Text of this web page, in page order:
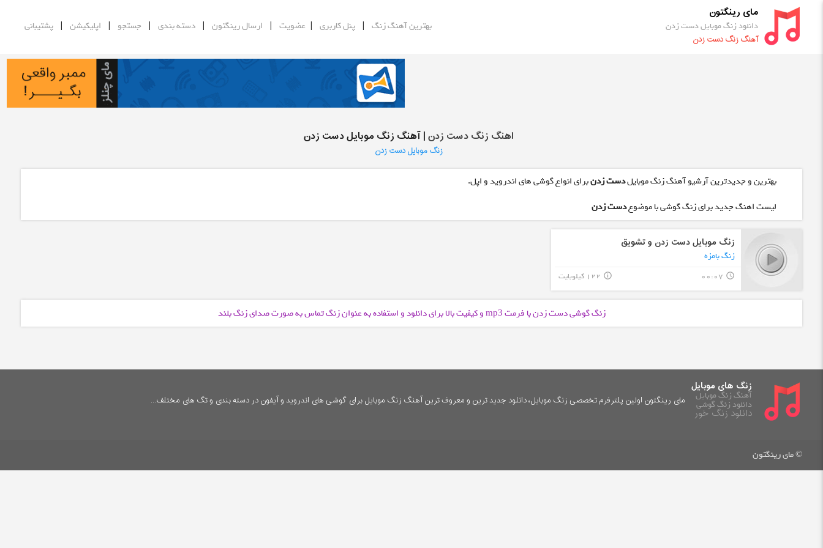
مای رینگتون
دانلود زنگ موبایل دست زدن
آهنگ زنگ دست زدن
بهترین آهنگ زنگ |پنل کاربری | عضویت | ارسال رینگتون |دسته بندی | جستجو | اپلیکیشن |پشتیبانی
اهنگ زنگ دست زدن| آهنگ زنگ موبایل دست زدن
زنگ موبایل دست زدن
بهترین و جدیدترین آرشیو آهنگ زنگ موبایلدست زدنبرای انواع گوشی های اندروید و اپل.
لیست اهنگ جدید برای زنگ گوشی با موضوعدست زدن
زنگ موبایل دست زدن و تشویق
زنگ بامزه
query_builder
00:07 122 کیلوبایت info_outline
زنگ گوشی دست زدن با فرمت mp3 و کیفیت بالا برای دانلود و استفاده به عنوان زنگ تماس به صورت صدای زنگ بلند
زنگ های موبایل
آهنگ زنگ موبایل
دانلود زنگ گوشی
دانلود زنگ خور
مای رینگتون اولین پلترفرم تخصصی زنگ موبایل، دانلود جدید ترین و معروف ترین آهنگ زنگ موبایل برای گوشی های اندروید و آیفون در دسته بندی و تگ های مختلف...
© مای رینگتون